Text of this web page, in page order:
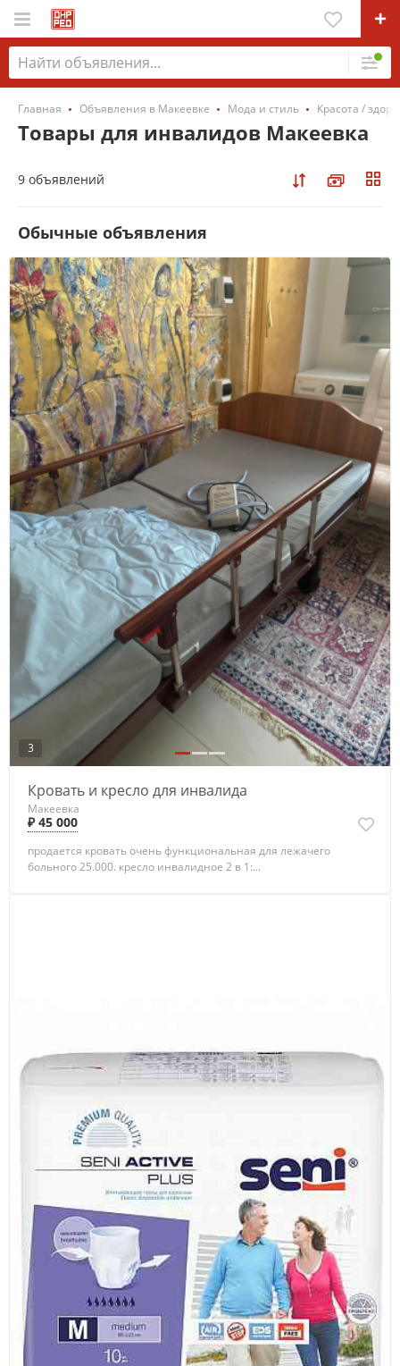
Главная Объявления в Макеевке Мода и стиль Красота /
Товары для инвалидов Макеевка
9 объявлений
Обычные объявления
3
Кровать и кресло для инвалида
Макеевка
₽ 45 000
продается кровать очень функциональная для лежачего
больного 25.000. кресло инвалидное 2 в 1:...